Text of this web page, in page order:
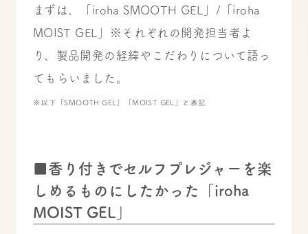
まずは、「iroha SMOOTH GEL」/「iroha
MOIST GEL」※それぞれの開発担当者よ
り、製品開発の経緯やこだわりについて語っ
てもらいました。
※以下「SMOOTH GEL」「MOIST GEL」と表記
■香り付きでセルフプレジャーを楽
しめるものにしたかった「iroha
MOIST GEL」